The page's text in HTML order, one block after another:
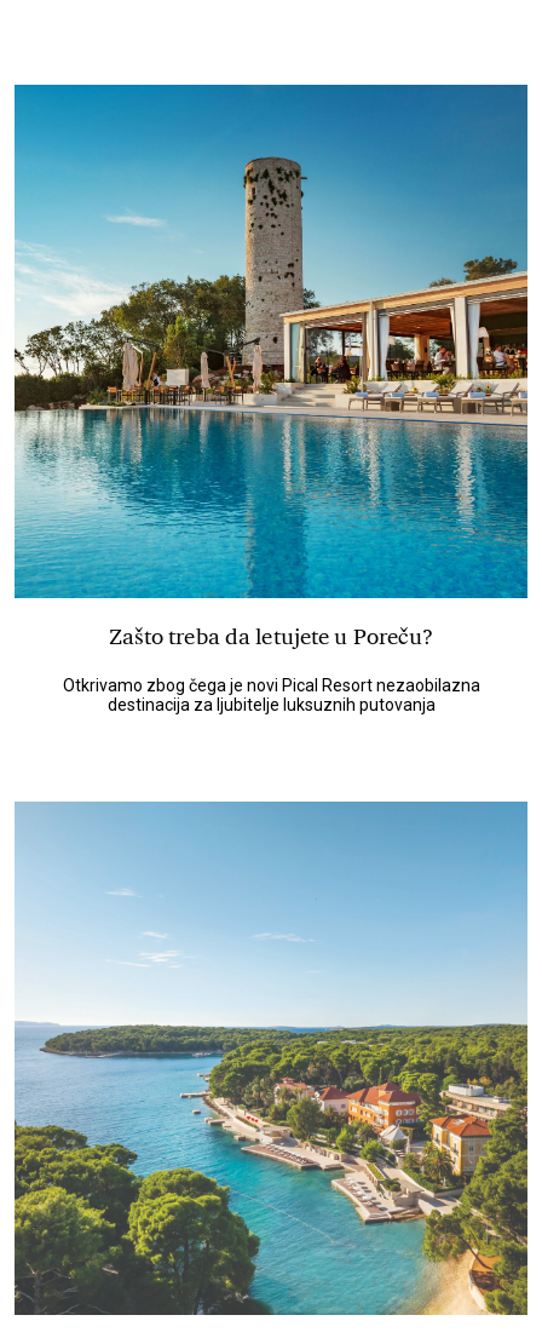
Zašto treba da letujete u Poreču?
Otkrivamo zbog čega je novi Pical Resort nezaobilazna
destinacija za ljubitelje luksuznih putovanja